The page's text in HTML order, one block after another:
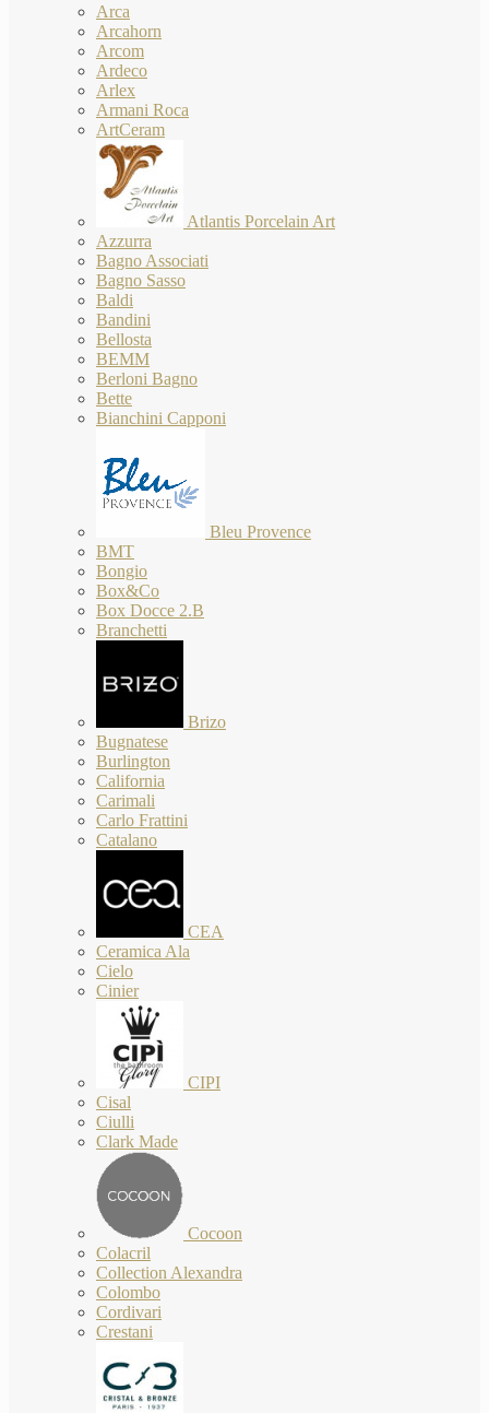
Arca
Arcahorn
Arcom
Ardeco
Arlex
Armani Roca
ArtCeram
Atlantis Porcelain Art
Azzurra
Bagno Associati
Bagno Sasso
Baldi
Bandini
Bellosta
BEMM
Berloni Bagno
Bette
Bianchini Capponi
Bleu Provence
BMT
Bongio
Box&Co
Box Docce 2.B
Branchetti
Brizo
Bugnatese
Burlington
California
Carimali
Carlo Frattini
Catalano
CEA
Ceramica Ala
Cielo
Cinier
CIPI
Cisal
Ciulli
Clark Made
Cocoon
Colacril
Collection Alexandra
Colombo
Cordivari
Crestani